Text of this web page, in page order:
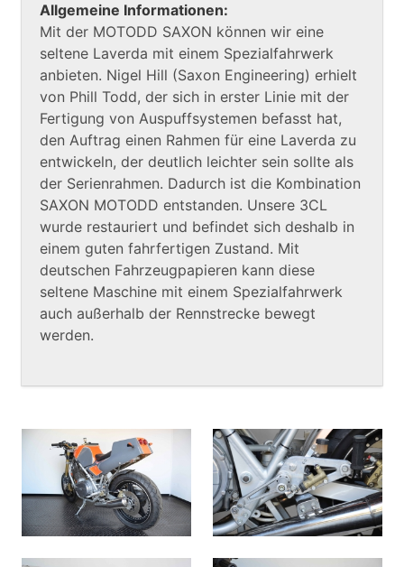
Allgemeine Informationen:
Mit der MOTODD SAXON können wir eine
seltene Laverda mit einem Spezialfahrwerk
anbieten. Nigel Hill (Saxon Engineering) erhielt
von Phill Todd, der sich in erster Linie mit der
Fertigung von Auspuffsystemen befasst hat,
den Auftrag einen Rahmen für eine Laverda zu
entwickeln, der deutlich leichter sein sollte als
der Serienrahmen. Dadurch ist die Kombination
SAXON MOTODD entstanden. Unsere 3CL
wurde restauriert und befindet sich deshalb in
einem guten fahrfertigen Zustand. Mit
deutschen Fahrzeugpapieren kann diese
seltene Maschine mit einem Spezialfahrwerk
auch außerhalb der Rennstrecke bewegt
werden.